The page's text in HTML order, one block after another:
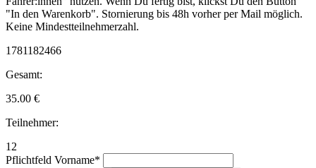
"In den Warenkorb". Stornierung bis 48h vorher per Mail möglich.
Keine Mindestteilnehmerzahl.
1781182466
Gesamt:
35.00 €
Teilnehmer:
12
Pflichtfeld Vorname*